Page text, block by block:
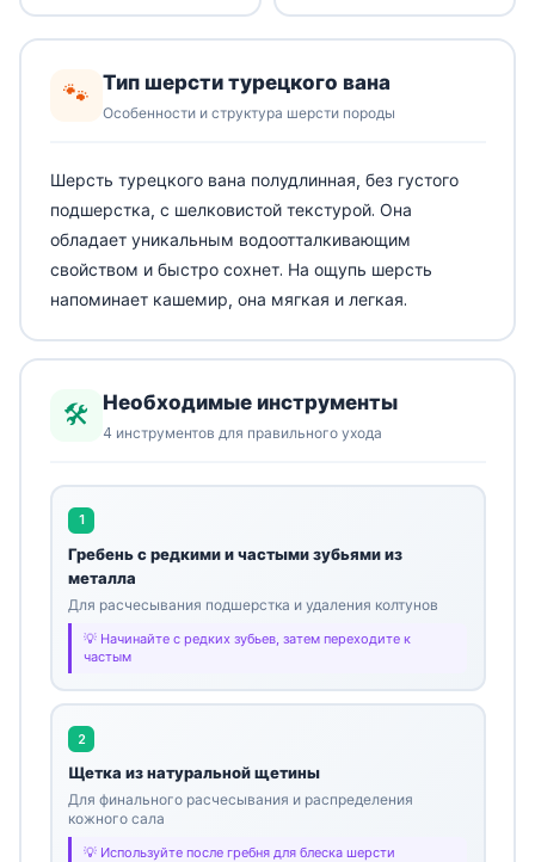
🐾 Тип шерсти турецкого вана
Особенности и структура шерсти породы
Шерсть турецкого вана полудлинная, без густого
подшерстка, с шелковистой текстурой. Она
обладает уникальным водоотталкивающим
свойством и быстро сохнет. На ощупь шерсть
напоминает кашемир, она мягкая и легкая.
🛠️ Необходимые инструменты
4 инструментов для правильного ухода
1
Гребень с редкими и частыми зубьями из
металла
Для расчесывания подшерстка и удаления колтунов
Начинайте с редких зубьев, затем переходите к
частым
2
Щетка из натуральной щетины
Для финального расчесывания и распределения
кожного сала
Используйте после гребня для блеска шерсти